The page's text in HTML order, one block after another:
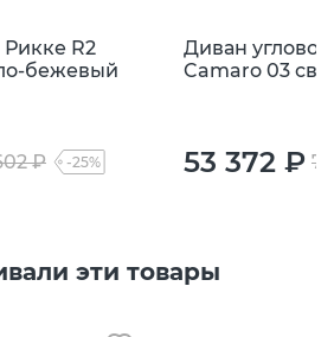
R2
бежевый
₽ -25%
Диван угловой
Camaro 03
53 372 ₽
эти товары